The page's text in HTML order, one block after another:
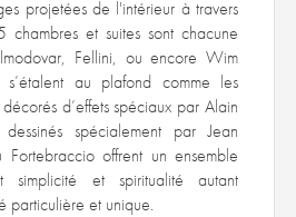
projetées de l'intérieur à travers
et suites sont chacune
Fellini, ou encore Wim
au plafond comme les
d’effets spéciaux par Alain
spécialement par Jean
offrent un ensemble
simplicité et spiritualité autant
particulière et unique.